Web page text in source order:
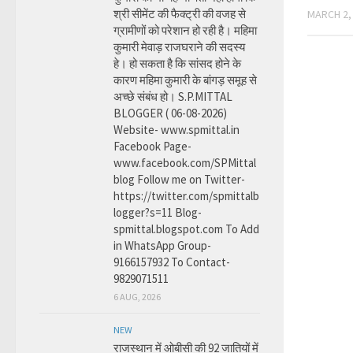
MARCH
श्री सीमेंट की फैक्ट्री की वजह से
ग्रामीणों को परेशान हो रही है। महिमा
कुमारी मेवाड़ राजघराने की सदस्य
हे। हो सकता है कि सांसद होने के
कारण महिमा कुमारी के बांगड़ समूह से
अच्छे संबंध हो। S.P.MITTAL
BLOGGER ( 06-08-2026)
Website- www.spmittal.in
Facebook Page-
www.facebook.com/SPMittal
blog Follow me on Twitter-
https://twitter.com/spmittalb
logger?s=11 Blog-
spmittal.blogspot.com To Add
in WhatsApp Group-
9166157932 To Contact-
9829071511
6 AUG, 2026
NEW
राजस्थान में ओबीसी की 92 जातियों में